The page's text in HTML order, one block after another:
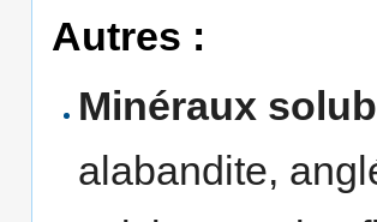
Autres :
Minéraux
alabandite,